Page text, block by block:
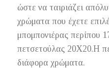
ώστε να ταιριάζει
χρώματα που έχετε
μπομπονιέρας περίπου
πετσετούλας 20Χ20.Η
διάφορα χρώματα.